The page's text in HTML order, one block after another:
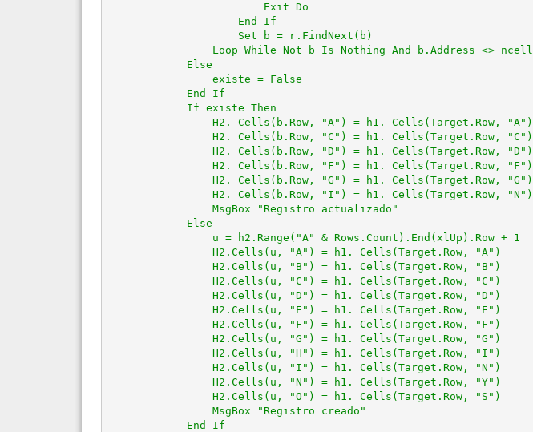
Exit Do
End If
Set b = r.FindNext(b)
Loop While Not b Is Nothing And b.Address <> ncell
Else
existe = False
End If
If existe Then
H2. Cells(b.Row, "A") = h1. Cells(Target.Row, "A")
H2. Cells(b.Row, "C") = h1. Cells(Target.Row, "C")
H2. Cells(b.Row, "D") = h1. Cells(Target.Row, "D")
H2. Cells(b.Row, "F") = h1. Cells(Target.Row, "F")
H2. Cells(b.Row, "G") = h1. Cells(Target.Row, "G")
H2. Cells(b.Row, "I") = h1. Cells(Target.Row, "N")
MsgBox "Registro actualizado"
Else
u = h2.Range("A" & Rows.Count).End(xlUp).Row + 1
H2.Cells(u, "A") = h1. Cells(Target.Row, "A")
H2.Cells(u, "B") = h1. Cells(Target.Row, "B")
H2.Cells(u, "C") = h1. Cells(Target.Row, "C")
H2.Cells(u, "D") = h1. Cells(Target.Row, "D")
H2.Cells(u, "E") = h1. Cells(Target.Row, "E")
H2.Cells(u, "F") = h1. Cells(Target.Row, "F")
H2.Cells(u, "G") = h1. Cells(Target.Row, "G")
H2.Cells(u, "H") = h1. Cells(Target.Row, "I")
H2.Cells(u, "I") = h1. Cells(Target.Row, "N")
H2.Cells(u, "N") = h1. Cells(Target.Row, "Y")
H2.Cells(u, "O") = h1. Cells(Target.Row, "S")
MsgBox "Registro creado"
End If